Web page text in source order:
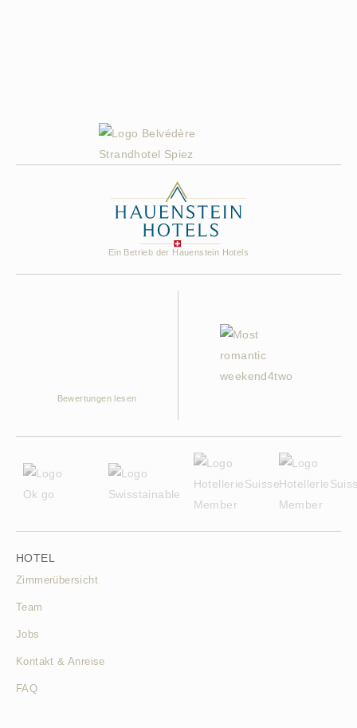
Ein Betrieb der Hauenstein Hotels
Bewertungen lesen
HOTEL
Zimmerübersicht
Team
Jobs
Kontakt & Anreise
FAQ